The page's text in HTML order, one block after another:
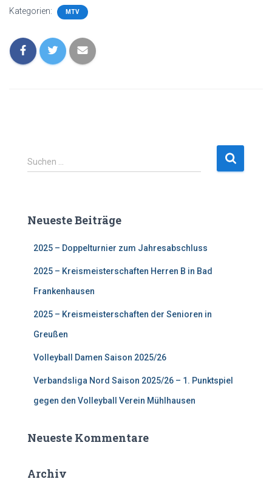
Kategorien: MTV
S
u
n
Suchen …
Neueste Beiträge
2025 – Doppelturnier zum Jahresabschluss
2025 – Kreismeisterschaften Herren B in Bad
Frankenhausen
2025 – Kreismeisterschaften der Senioren in
Greußen
Volleyball Damen Saison 2025/26
Verbandsliga Nord Saison 2025/26 – 1. Punktspiel
gegen den Volleyball Verein Mühlhausen
Neueste Kommentare
Archiv